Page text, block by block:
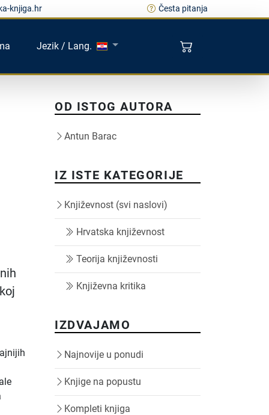
knjiga.hr Česta pitanja
Jezik / Lang.
OD ISTOG AUTORA
Antun Barac
IZ ISTE KATEGORIJE
Književnost (svi naslovi)
Hrvatska književnost
Teorija književnosti
Književna kritika
IZDVAJAMO
Najnovije u ponudi
Knjige na popustu
Kompleti knjiga